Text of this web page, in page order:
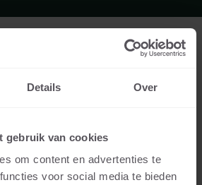
Details Over
gebruik van cookies
om content en advertenties te
voor social media te bieden